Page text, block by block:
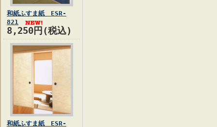
和紙ふすま紙 ESR-
821
8,250円(税込)
和紙ふすま紙 ESR-